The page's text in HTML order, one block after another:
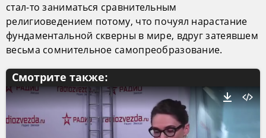
стал-то заниматься сравнительным
религиоведением потому, что почуял нарастание
фундаментальной скверны в мире, вдруг затеявшем
весьма сомнительное самопреобразование.
Смотрите также: